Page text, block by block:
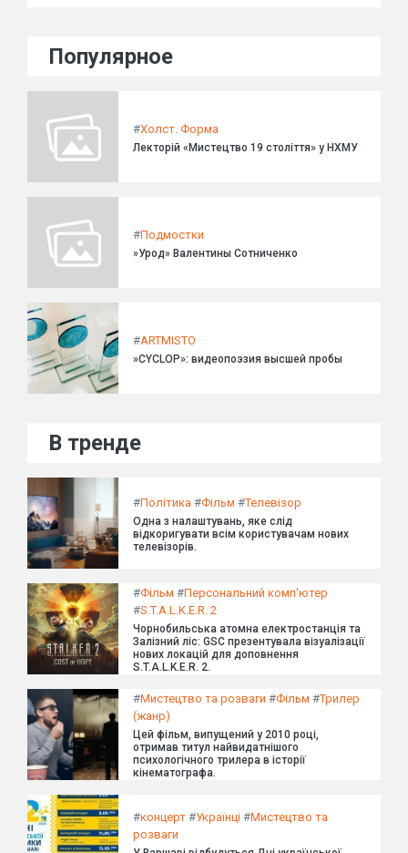
Популярное
#Холст. Форма
Лекторій «Мистецтво 19 століття» у НХМУ
#Подмостки
»Урод» Валентины Сотниченко
#ARTMISTO
»CYCLOP»: видеопоэзия высшей пробы
В тренде
#Політика #Фільм #Телевізор
Одна з налаштувань, яке слід
відкоригувати всім користувачам нових
телевізорів.
#Фільм #Персональний комп'ютер
#S.T.A.L.K.E.R. 2
Чорнобильська атомна електростанція та
Залізний ліс: GSC презентувала візуалізації
нових локацій для доповнення
S.T.A.L.K.E.R. 2.
#Мистецтво та розваги #Фільм #Трилер
(жанр)
Цей фільм, випущений у 2010 році,
отримав титул найвидатнішого
психологічного трилера в історії
кінематографа.
#концерт #Українці #Мистецтво та
розваги